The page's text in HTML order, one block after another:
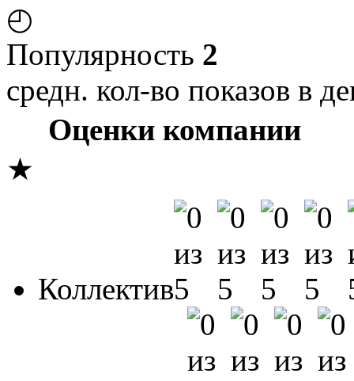
◴
Популярность 2
средн. кол-во показов в
Оценки компании
★
Коллектив